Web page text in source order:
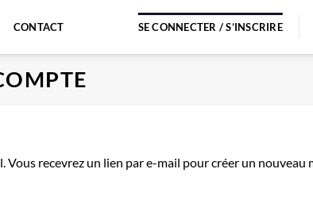
CONTACT SE CONNECTER / S’INSCRIRE
recevrez un lien par e-mail pour créer un nouveau